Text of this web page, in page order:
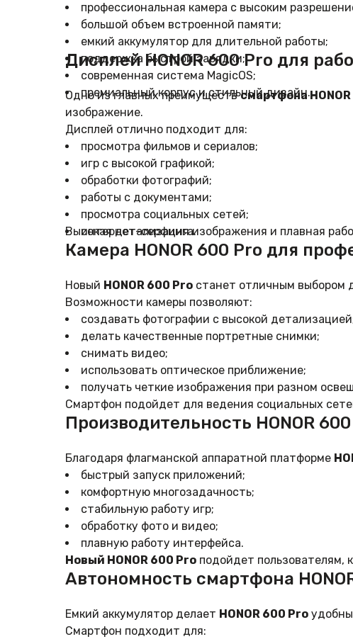
профессиональная камера с высоким
большой объем встроенной памяти;
емкий аккумулятор для длительной работы;
поддержка быстрой зарядки;
современная система MagicOS;
премиальный корпус и стильный дизайн.
Дисплей HONOR 600 Pro для
Одно из главных преимуществсмартфона
изображение.
Дисплей отлично подходит для:
просмотра фильмов и сериалов;
игр с высокой графикой;
обработки фотографий;
работы с документами;
просмотра социальных сетей;
интернет-серфинга.
Высокая детализация изображения и плавная
Камера HONOR 600 Pro для
Новый HONOR 600 Pro станет отличным выбором
Возможности камеры позволяют:
создавать фотографии с высокой
делать качественные портретные снимки;
снимать видео;
использовать оптическое приближение;
получать четкие изображения при разном
Смартфон подойдет для ведения социальных
Производительность HONOR
Благодаря флагманской аппаратной платформе
быстрый запуск приложений;
комфортную многозадачность;
стабильную работу игр;
обработку фото и видео;
плавную работу интерфейса.
Новый HONOR 600 Pro подойдет пользователям,
Автономность смартфона
Емкий аккумулятор делает HONOR 600 Pro
Смартфон подходит для: